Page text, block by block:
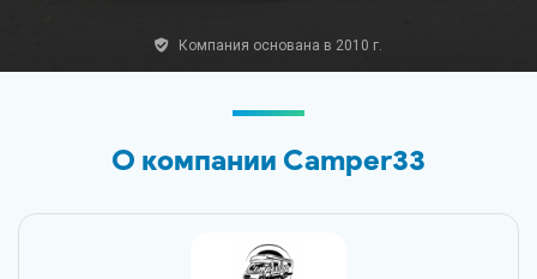
Компания основана в 2010 г.
О компании Camper33